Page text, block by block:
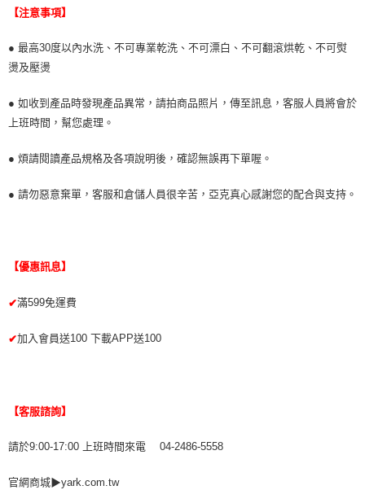
【注意事項】
● 最高30度以內水洗、不可專業乾洗、不可漂白、不可翻滾烘乾、不可熨
燙及壓燙
● 如收到產品時發現產品異常，請拍商品照片，傳至訊息，客服人員將會於
上班時間，幫您處理。
● 煩請閱讀產品規格及各項說明後，確認無誤再下單喔。
● 請勿惡意棄單，客服和倉儲人員很辛苦，亞克真心感謝您的配合與支持。
【優惠訊息】
✔滿599免運費
✔加入會員送100 下載APP送100
【客服諮詢】
請於9:00-17:00 上班時間來電 04-2486-5558
官網商城▶yark.com.tw